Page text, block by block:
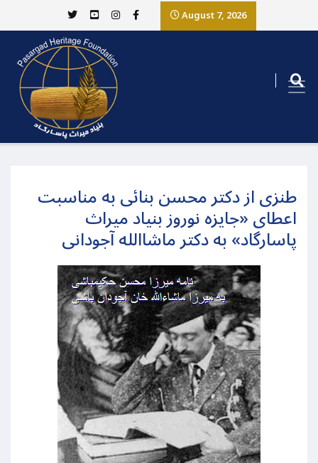
August 7, 2026
طنزی از دکتر محسن بنائی به مناسبت
اعطای «جایزه نوروز بنیاد میراث
پاسارگاد» به دکتر ماشاالله آجودانی